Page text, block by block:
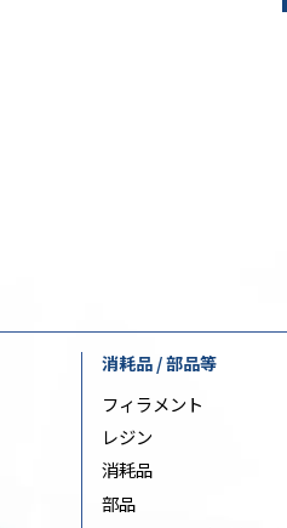
消耗品 / 部品等
フィラメント
レジン
消耗品
部品